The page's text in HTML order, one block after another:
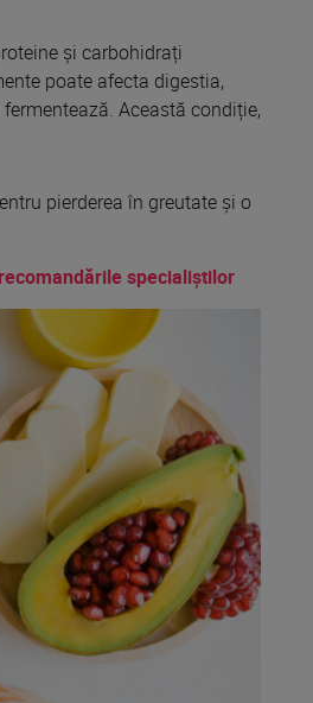
și carbohidrați
poate afecta digestia,
fermentează. Această condiție,
pierderea în greutate și o
specialiștilor